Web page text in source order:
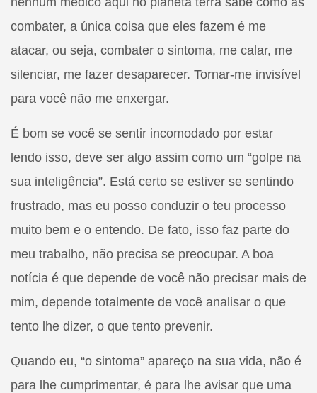
combater, a única coisa que eles fazem é me
atacar, ou seja, combater o sintoma, me calar, me
silenciar, me fazer desaparecer. Tornar-me invisível
para você não me enxergar.
É bom se você se sentir incomodado por estar
lendo isso, deve ser algo assim como um “golpe na
sua inteligência”. Está certo se estiver se sentindo
frustrado, mas eu posso conduzir o teu processo
muito bem e o entendo. De fato, isso faz parte do
meu trabalho, não precisa se preocupar. A boa
notícia é que depende de você não precisar mais de
mim, depende totalmente de você analisar o que
tento lhe dizer, o que tento prevenir.
Quando eu, “o sintoma” apareço na sua vida, não é
para lhe cumprimentar, é para lhe avisar que uma